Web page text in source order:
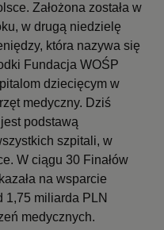
Założona została w
w drugą niedzielę
która nazywa się
Fundacja WOŚP
dziecięcym w
medyczny. Dziś
podstawą
szpitali, w
W ciągu 30 Finałów
na wsparcie
1,75 miliarda PLN
medycznych.